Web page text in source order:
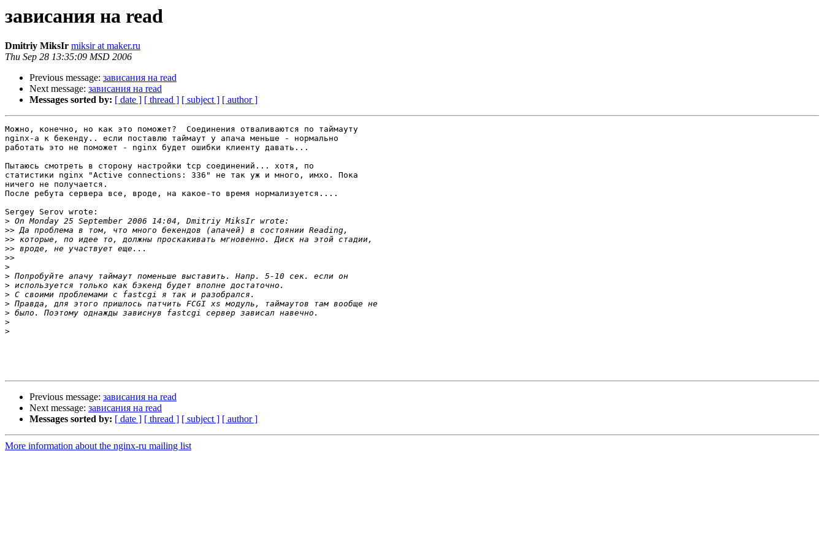
зависания на read
Dmitriy MiksIr miksir at maker.ru
Thu Sep 28 13:35:09 MSD 2006
Previous message: зависания на read
Next message: зависания на read
Messages sorted by: [ date ] [ thread ] [ subject ] [ author ]
Можно, конечно, но как это поможет?  Соединения отваливаются по таймауту
nginx-а к бекенду.. если поставлю таймаут у апача меньше - нормально
работать это не поможет - nginx будет ошибки клиенту давать...
Пытаюсь смотреть в сторону настройки tcp соединений... хотя, по
статистики nginx "Active connections: 336" не так уж и много, имхо. Пока
ничего не получается.
После ребута сервера все, вроде, на какое-то время нормализуется....
Sergey Serov wrote:
>
>>
>>
>>
>>
>
>
>
>
>
>
>
>
Previous message: зависания на read
Next message: зависания на read
Messages sorted by: [ date ] [ thread ] [ subject ] [ author ]
More information about the nginx-ru mailing list